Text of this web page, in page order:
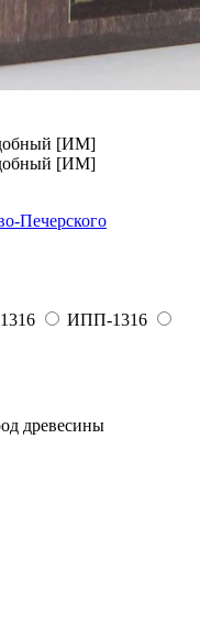
Печерского
ИПП-1316
древесины